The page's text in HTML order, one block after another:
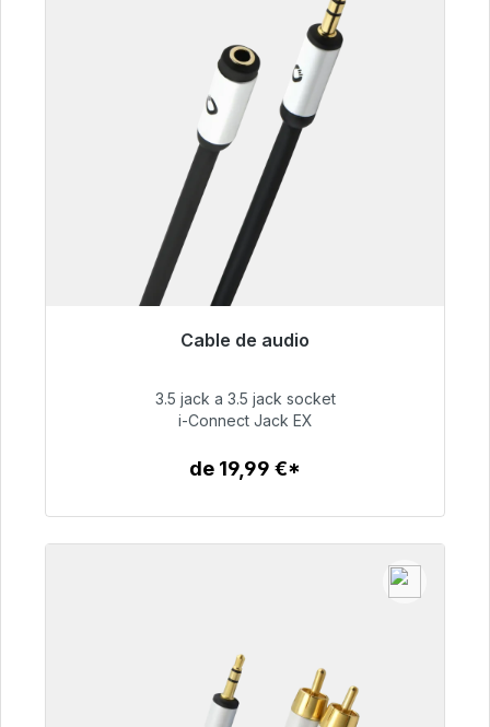
Cable de audio
Listo para envío inmediato, plazo de entrega
51,99 €
3.5 jack a 3.5 jack socket
i-Connect Jack EX
de 19,99 €*